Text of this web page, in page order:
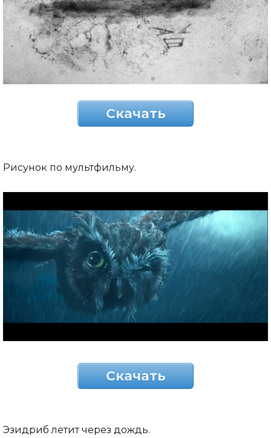
Скачать
Рисунок по мультфильму.
Скачать
Эзидриб летит через дождь.